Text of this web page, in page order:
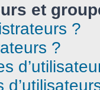
et
?
?